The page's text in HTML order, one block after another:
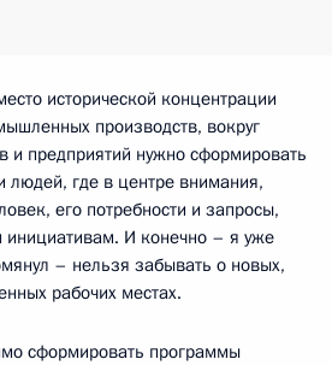
исторической концентрации
производств, вокруг
и предприятий нужно сформировать
людей, где в центре внимания,
его потребности и запросы,
инициативам. И конечно – я уже
– нельзя забывать о новых,
рабочих местах.
сформировать программы